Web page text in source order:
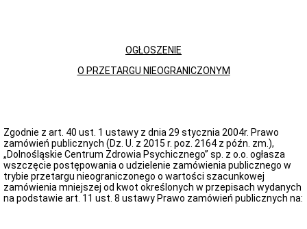
organizacyjne
ZARZĄD
I
ORGANY
ZARZĄD
SPÓŁKI
OGŁOSZENIE
O PRZETARGU NIEOGRANICZONYM
Zgodnie z art. 40 ust. 1 ustawy z dnia 29 stycznia 2004r. Prawo
zamówień publicznych (Dz. U. z 2015 r. poz. 2164 z późn. zm.),
„Dolnośląskie Centrum Zdrowia Psychicznego” sp. z o.o. ogłasza
wszczęcie postępowania o udzielenie zamówienia publicznego w
trybie przetargu nieograniczonego o wartości szacunkowej
zamówienia mniejszej od kwot określonych w przepisach wydanych
na podstawie art. 11 ust. 8 ustawy Prawo zamówień publicznych na: